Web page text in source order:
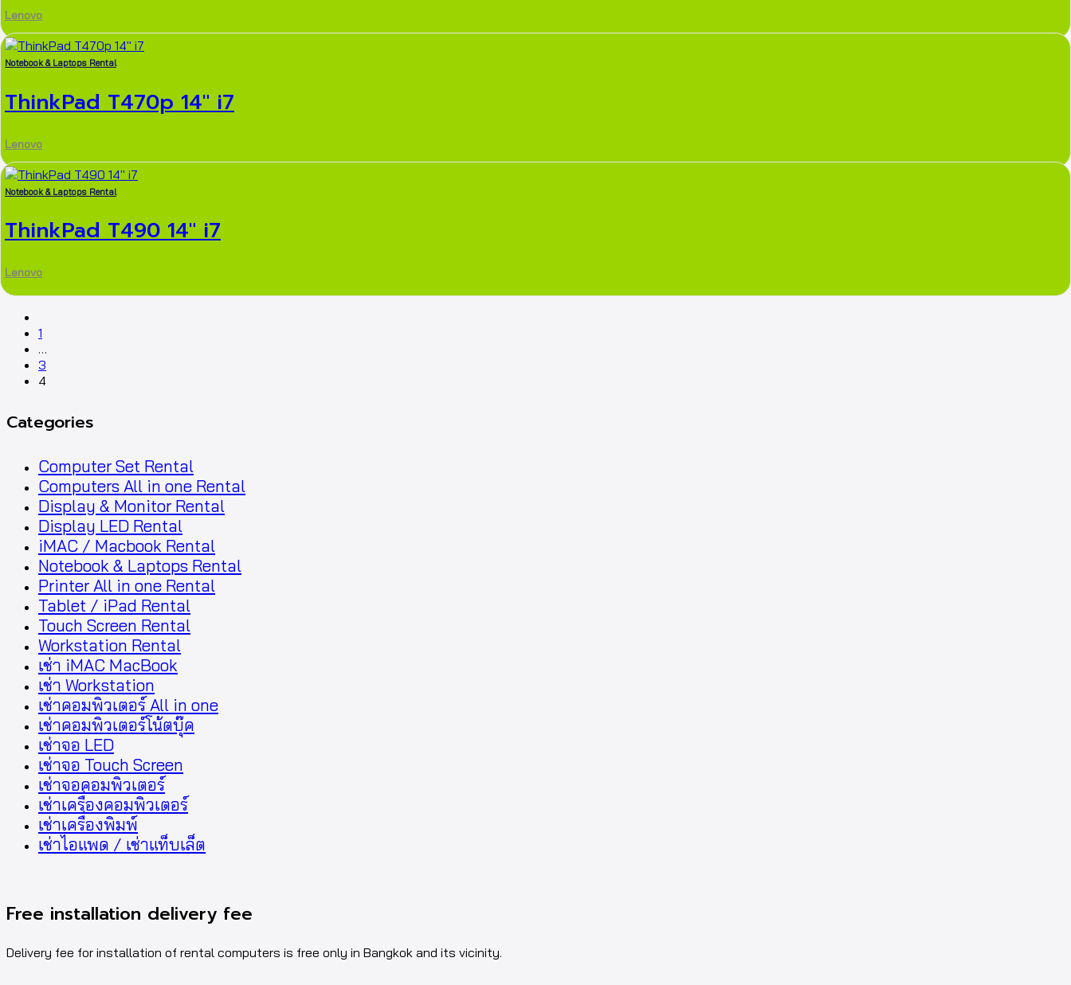
Lenovo
Notebook & Laptops Rental
ThinkPad T470p 14″ i7
Lenovo
Notebook & Laptops Rental
ThinkPad T490 14″ i7
Lenovo
1
…
3
4
Categories
Computer Set Rental
Computers All in one Rental
Display & Monitor Rental
Display LED Rental
iMAC / Macbook Rental
Notebook & Laptops Rental
Printer All in one Rental
Tablet / iPad Rental
Touch Screen Rental
Workstation Rental
เช่า iMAC MacBook
เช่า Workstation
เช่าคอมพิวเตอร์ All in one
เช่าคอมพิวเตอร์โน้ตบุ๊ค
เช่าจอ LED
เช่าจอ Touch Screen
เช่าจอคอมพิวเตอร์
เช่าเครื่องคอมพิวเตอร์
เช่าเครื่องพิมพ์
เช่าไอแพด / เช่าแท็บเล็ต
Free installation delivery fee
Delivery fee for installation of rental computers is free only in Bangkok and its vicinity.